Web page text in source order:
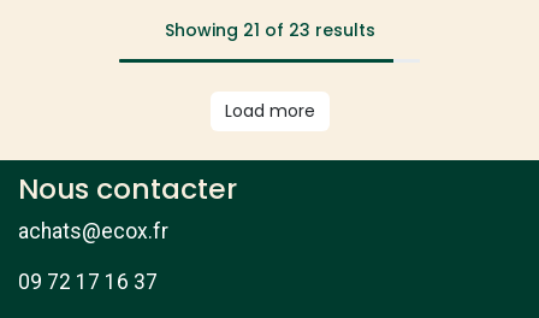
Showing 21 of 23 results
Load more
Nous contacter
achats@ecox.fr
09 72 17 16 37